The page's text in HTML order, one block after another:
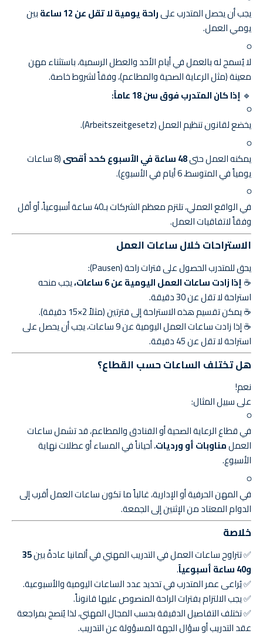
يجب أن يحصل المتدرب علىراحة يومية لا تقل عن 12 ساعة
بين
يومي العمل.
لا يُسمح له بالعمل في أيام الأحد والعطل الرسمية، باستثناء مهن
معينة (مثل الرعاية الصحية والمطاعم)، وفقاً لشروط خاصة.
🔹 إذا كان المتدرب فوق سن 18 عاماً:
يخضع لقانون تنظيم العمل (Arbeitszeitgesetz).
يمكنه العمل حتى48 ساعة في الأسبوع كحد أقصى
(8 ساعات
يومياً في المتوسط، 6 أيام في الأسبوع).
في الواقع العملي، تلتزم معظم الشركات بـ40 ساعة أسبوعياً، أو أقل
وفقاً لاتفاقيات العمل.
الاستراحات خلال ساعات العمل
يحق للمتدرب الحصول على فترات راحة (Pausen):
☕إذا زادت ساعات العمل اليومية عن 6 ساعات،
يجب منحه
استراحة لا تقل عن 30 دقيقة.
☕ يمكن تقسيم هذه الاستراحة إلى فترتين (مثلاً 2×15 دقيقة).
☕ إذا زادت ساعات العمل اليومية عن 9 ساعات، يجب أن يحصل على
استراحة لا تقل عن 45 دقيقة.
هل تختلف الساعات حسب القطاع؟
نعم!
على سبيل المثال:
في قطاع الرعاية الصحية أو الفنادق والمطاعم، قد تشمل ساعات
العملمناوبات أو ورديات، أحياناً في المساء أو عطلات نهاية
الأسبوع.
في المهن الحرفية أو الإدارية، غالباً ما تكون ساعات العمل أقرب إلى
الدوام المعتاد من الإثنين إلى الجمعة.
خلاصة
✅ تتراوح ساعات العمل في التدريب المهني في ألمانيا عادةً بين35
و40 ساعة أسبوعياً
.
✅ يُراعى عمر المتدرب في تحديد عدد الساعات اليومية والأسبوعية.
✅ يجب الالتزام بفترات الراحة المنصوص عليها قانوناً.
✅ تختلف التفاصيل الدقيقة بحسب المجال المهني، لذا يُنصح بمراجعة
عقد التدريب أو سؤال الجهة المسؤولة عن التدريب.